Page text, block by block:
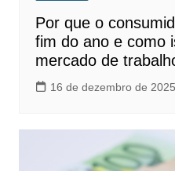
Por que o
fim do ano e como
mercado de
16 de dezembro de 2025